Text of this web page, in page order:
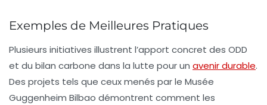
Exemples de Meilleures Pratiques
Plusieurs initiatives illustrent l’apport concret des ODD
et du bilan carbone dans la lutte pour un avenir durable.
Des projets tels que ceux menés par le Musée
Guggenheim Bilbao démontrent comment les